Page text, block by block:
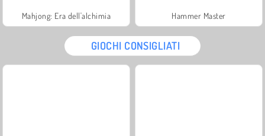
Mahjong: Era dell'alchimia Hammer Master
GIOCHI CONSIGLIATI